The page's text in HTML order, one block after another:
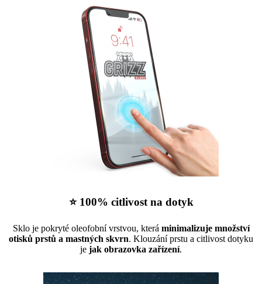
⭐ 100% citlivost na dotyk
Sklo je pokryté oleofobní vrstvou, která minimalizuje množství
otisků prstů a mastných skvrn. Klouzání prstu a citlivost dotyku
je jak obrazovka zařízení.